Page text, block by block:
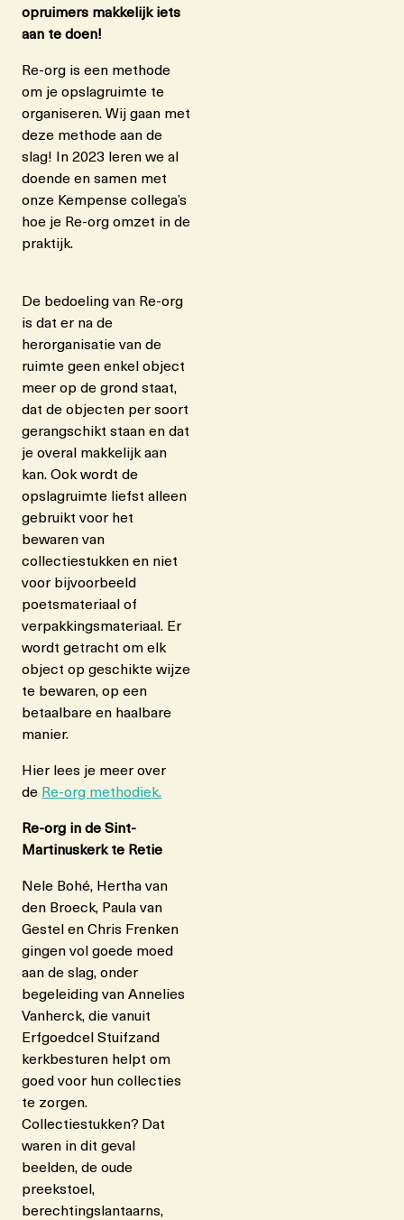
opruimers makkelijk iets
aan te doen!
Re-org is een methode
om je opslagruimte te
organiseren. Wij gaan met
deze methode aan de
slag! In 2023 leren we al
doende en samen met
onze Kempense collega’s
hoe je Re-org omzet in de
praktijk.
De bedoeling van Re-org
is dat er na de
herorganisatie van de
ruimte geen enkel object
meer op de grond staat,
dat de objecten per soort
gerangschikt staan en dat
je overal makkelijk aan
kan. Ook wordt de
opslagruimte liefst alleen
gebruikt voor het
bewaren van
collectiestukken en niet
voor bijvoorbeeld
poetsmateriaal of
verpakkingsmateriaal. Er
wordt getracht om elk
object op geschikte wijze
te bewaren, op een
betaalbare en haalbare
manier.
Hier lees je meer over
de Re-org methodiek.
Re-org in de Sint-
Martinuskerk te Retie
Nele Bohé, Hertha van
den Broeck, Paula van
Gestel en Chris Frenken
gingen vol goede moed
aan de slag, onder
begeleiding van Annelies
Vanherck, die vanuit
Erfgoedcel Stuifzand
kerkbesturen helpt om
goed voor hun collecties
te zorgen.
Collectiestukken? Dat
waren in dit geval
beelden, de oude
preekstoel,
berechtingslantaarns,